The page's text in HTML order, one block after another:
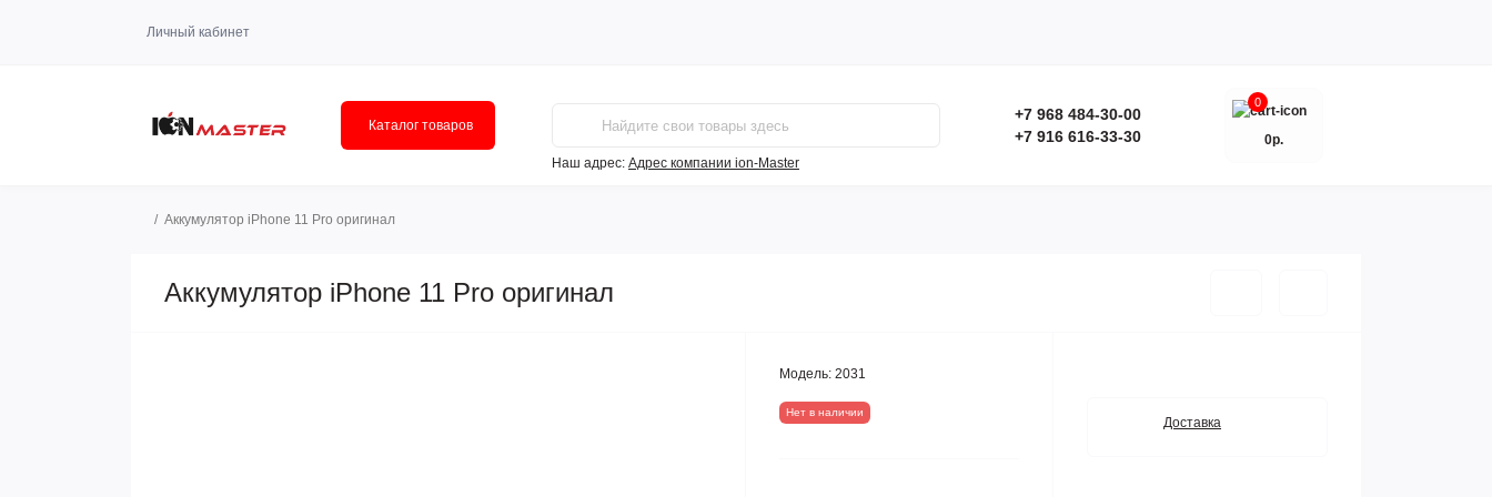
Личный кабинет
Каталог товаров
Наш адрес: Адрес компании ion-Master
+7 968 484-30-00
+7 916 616-33-30
0
0р.
Аккумулятор iPhone 11 Pro оригинал
Аккумулятор iPhone 11 Pro оригинал
Модель: 2031
Нет в наличии
Доставка